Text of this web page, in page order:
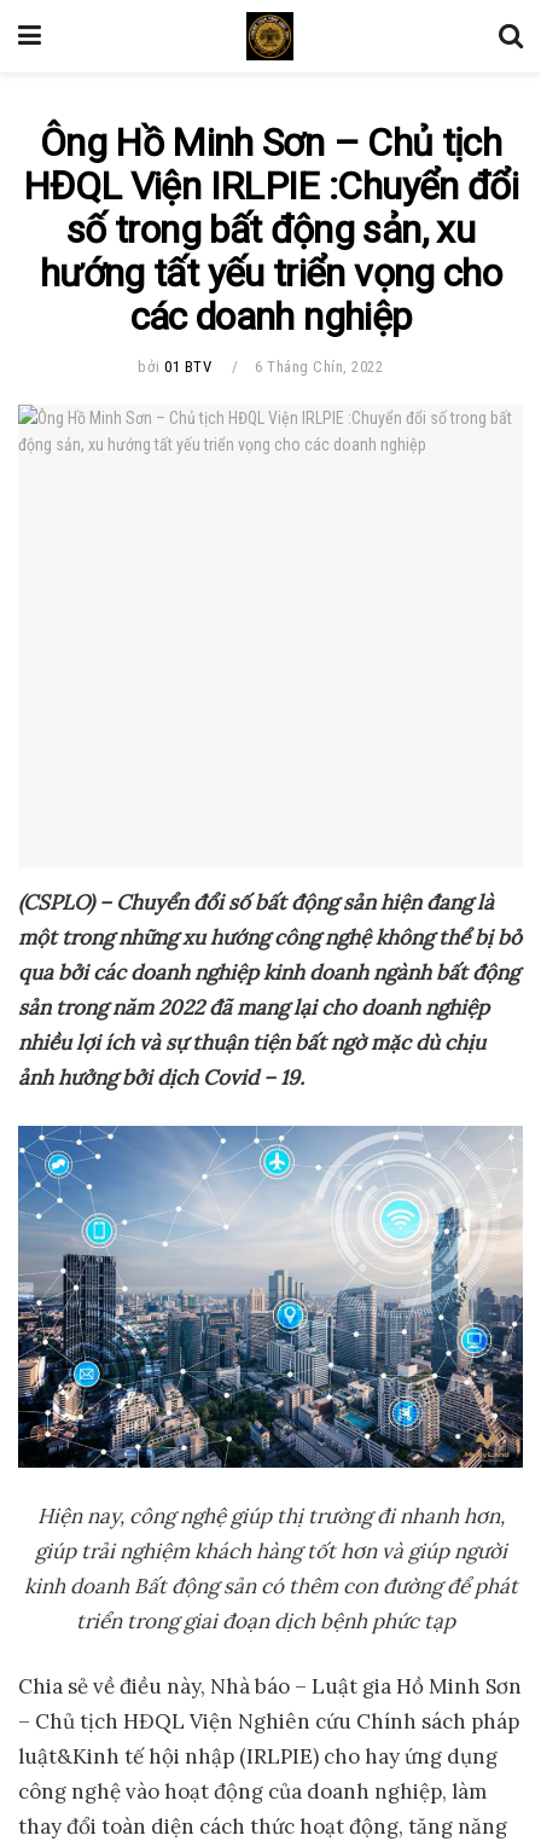
Ông Hồ Minh Sơn – Chủ tịch
HĐQL Viện IRLPIE :Chuyển đổi
số trong bất động sản, xu
hướng tất yếu triển vọng cho
các doanh nghiệp
bởi 01 BTV 6 Tháng Chín, 2022
(CSPLO) – Chuyển đổi số bất động sản hiện đang là
một trong những xu hướng công nghệ không thể bị bỏ
qua bởi các doanh nghiệp kinh doanh ngành bất động
sản trong năm 2022đãmang lại cho doanh nghiệp
nhiều lợi ích và sự thuận tiện bất ngờmặc dù chịu
ảnh hưởng bởi dịch Covid – 19.
Hiệnnay, công nghệ giúp thị trường đi nhanh hơn,
giúp trải nghiệm khách hàng tốt hơn và giúp người
kinh doanh Bất động sản có thêm con đường để phát
triển trong giai đoạn dịch bệnh phức tạp
Chia sẻ về điều này, Nhà báo – Luật gia Hồ Minh Sơn
– Chủ tịch HĐQL Viện Nghiên cứu Chính sách pháp
luật&Kinh tế hội nhập (IRLPIE) cho hay ứng dụng
công nghệ vào hoạt động của doanh nghiệp, làm
thay đổi toàn diện cách thức hoạt động, tăng năng